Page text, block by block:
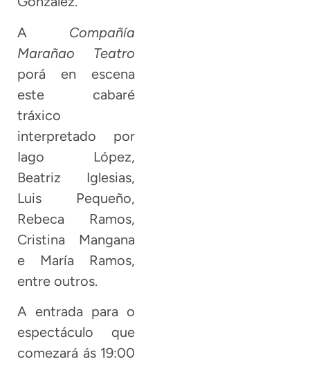
A Compañía
Marañao Teatro
porá en escena
este cabaré
tráxico
interpretado por
Iago López,
Beatriz Iglesias,
Luis Pequeño,
Rebeca Ramos,
Cristina Mangana
e María Ramos,
entre outros.
A entrada para o
espectáculo que
comezará ás 19:00